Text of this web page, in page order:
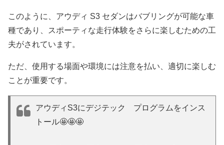
このように、アウディ S3 セダンはバブリングが可能な車
種であり、スポーティな走行体験をさらに楽しむための工
夫がされています。
ただ、使用する場面や環境には注意を払い、適切に楽しむ
ことが重要です。
アウディS3にデジテック プログラムをインス
トール🤩🤩🤩